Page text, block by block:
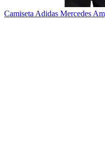
Camiseta Adidas Mercedes